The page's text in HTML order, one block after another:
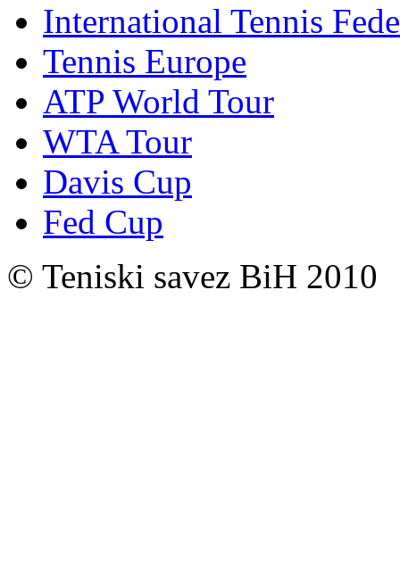
International Tennis
Tennis Europe
ATP World Tour
WTA Tour
Davis Cup
Fed Cup
© Teniski savez BiH 2010